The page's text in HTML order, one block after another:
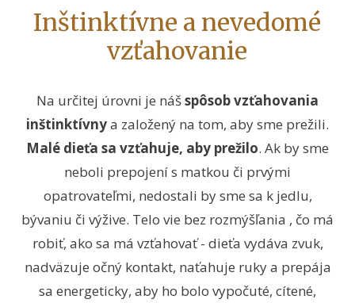
Inštinktívne a nevedomé
vzťahovanie
Na určitej úrovni je nášspôsob vzťahovania
inštinktívnya založený na tom, aby sme prežili.
Malé dieťa sa vzťahuje, aby prežilo. Ak by sme
neboli prepojení s matkou či prvými
opatrovateľmi, nedostali by sme sa k jedlu,
bývaniu či výžive. Telo vie bez rozmýšľania , čo má
robiť, ako sa má vzťahovať - dieťa vydáva zvuk,
nadväzuje očný kontakt, naťahuje ruky a prepája
sa energeticky, aby ho bolo vypočuté, cítené,